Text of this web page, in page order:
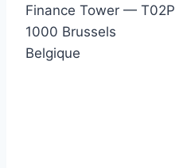
Finance Tower — T02P
1000 Brussels
Belgique